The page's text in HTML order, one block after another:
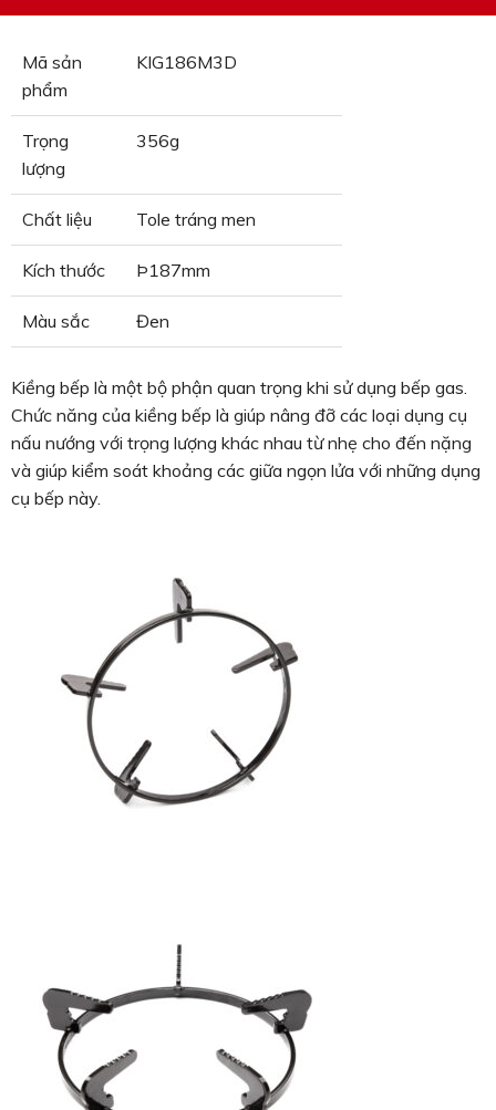
Mã sản
phẩm
KIG186M3D
Trọng
lượng
356g
Chất liệu Tole tráng men
Kích thước Þ187mm
Màu sắc Đen
Kiềng bếp là một bộ phận quan trọng khi sử dụng bếp gas.
Chức năng của kiềng bếp là giúp nâng đỡ các loại dụng cụ
nấu nướng với trọng lượng khác nhau từ nhẹ cho đến nặng
và giúp kiểm soát khoảng các giữa ngọn lửa với những dụng
cụ bếp này.